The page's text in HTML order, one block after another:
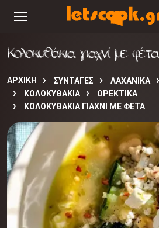
Κολοκυθάκια γιαχνί με φέτα
ΑΡΧΙΚΉ ΣΥΝΤΑΓΈΣ ΛΑΧΑΝΙΚΑ
ΚΟΛΟΚΥΘΑΚΙΑ
ΟΡΕΚΤΙΚΑ
ΚΟΛΟΚΥΘΆΚΙΑ ΓΙΑΧΝΊ ΜΕ ΦΈΤΑ